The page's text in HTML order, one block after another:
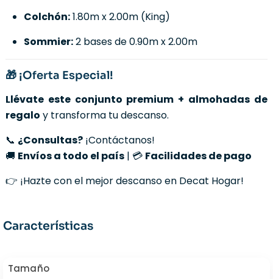
Colchón:1.80m x 2.00m (King)
Sommier:2 bases de 0.90m x 2.00m
🎁 ¡Oferta Especial!
Llévate este conjunto premium + almohadas de
regalo y transforma tu descanso.
📞 ¿Consultas? ¡Contáctanos!
🚚 Envíos a todo el país | 💳 Facilidades de pago
👉 ¡Hazte con el mejor descanso en Decat Hogar!
Características
Tamaño